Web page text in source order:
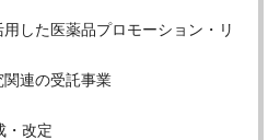
した医薬品プロモーション・リ
連の受託事業
・改定